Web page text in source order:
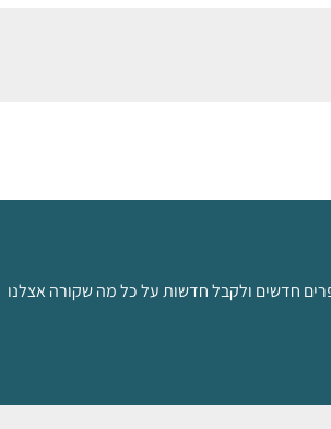
חדשים ולקבל חדשות על כל מה שקורה אצלנו